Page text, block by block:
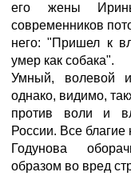
его жены
современников
него: "Пришел к
умер как собака".
Умный, волевой
однако, видимо,
против воли и
России. Все благие
Годунова
образом во вред